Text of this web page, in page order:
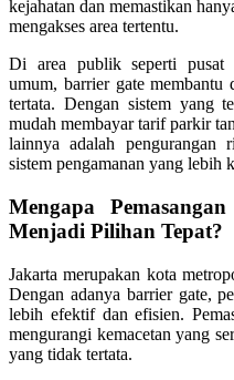
kejahatan dan memastikan
mengakses area tertentu.
Di area publik seperti pusat
umum, barrier gate membantu
tertata. Dengan sistem yang
mudah membayar tarif parkir
lainnya adalah pengurangan
sistem pengamanan yang lebih
Mengapa
Menjadi Pilihan Tepat?
Jakarta merupakan kota
Dengan adanya barrier gate,
lebih efektif dan efisien.
mengurangi kemacetan yang
yang tidak tertata.